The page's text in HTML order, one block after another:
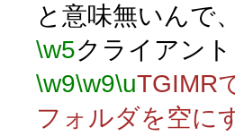
と意味無いんで
\w5クライアン
\w9\w9\uTGIMR
フォルダを空に